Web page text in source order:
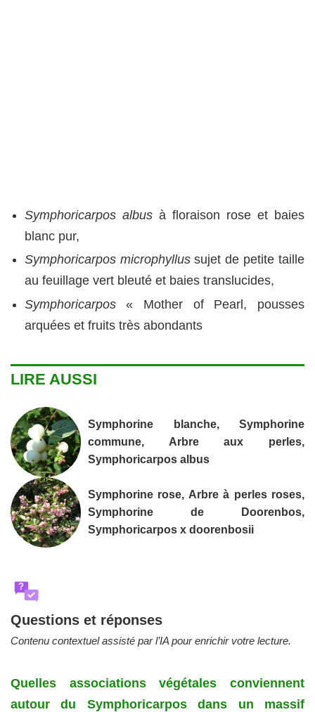
Symphoricarpos albusà floraison rose et baies
blanc pur,
Symphoricarpos microphyllussujet de petite taille
au feuillage vert bleuté et baies translucides,
Symphoricarpos« Mother of Pearl, pousses
arquées et fruits très abondants
LIRE AUSSI
Symphorine blanche, Symphorine
commune, Arbre aux perles,
Symphoricarpos albus
Symphorine rose, Arbre à perles roses,
Symphorine de Doorenbos,
Symphoricarpos x doorenbosii
?
Questions et réponses
Contenu contextuel assisté par l’IA pour enrichir votre lecture.
Quelles associations végétales conviennent
autour du Symphoricarpos dans un massif